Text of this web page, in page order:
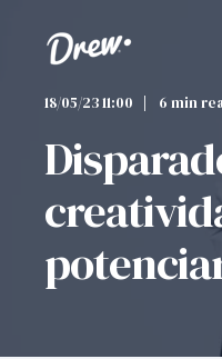
18/05/23 11:00 6 min